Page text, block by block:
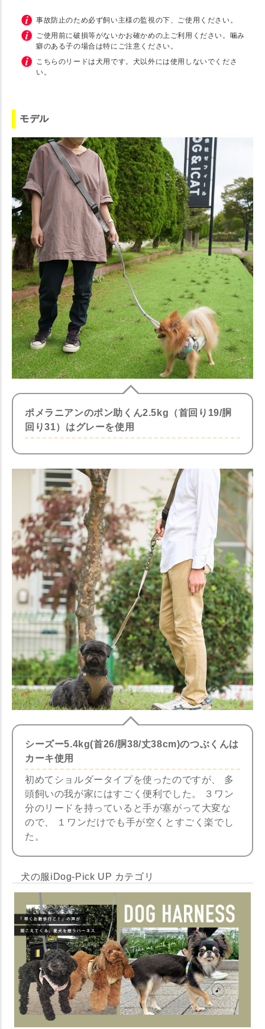
事故防止のため必ず飼い主様の監視の下、ご使用ください。
ご使用前に破損等がないかお確かめの上ご利用ください。噛み
癖のある子の場合は特にご注意ください。
こちらのリードは犬用です。犬以外には使用しないでくださ
い。
モデル
ポメラニアンのポン助くん2.5kg（首回り19/胴
回り31）はグレーを使用
シーズー5.4kg(首26/胴38/丈38cm)のつぶくんは
カーキ使用
初めてショルダータイプを使ったのですが、 多
頭飼いの我が家にはすごく便利でした。 ３ワン
分のリードを持っていると手が塞がって大変な
ので、 １ワンだけでも手が空くとすごく楽でし
た。
犬の服iDog-Pick UP カテゴリ